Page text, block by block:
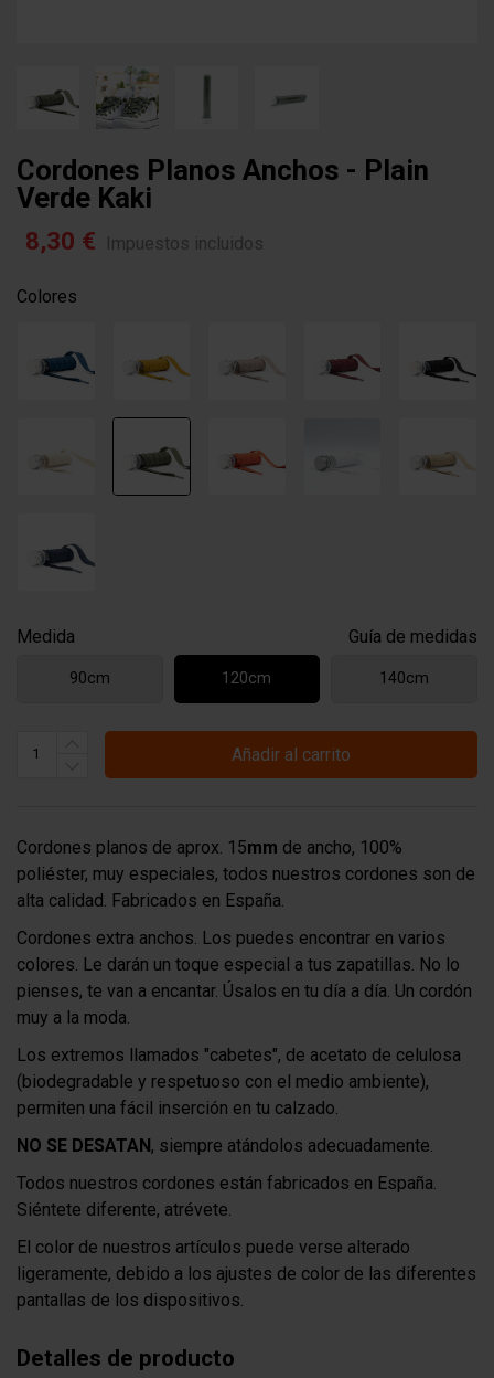
Cordones Planos Anchos - Plain
Verde Kaki
8,30 € Impuestos incluidos
Colores
Guía de medidas
Medida
90cm 120cm 140cm
Añadir al carrito
Cordones planos de aprox. 15mm de ancho, 100%
poliéster, muy especiales, todos nuestros cordones son de
alta calidad. Fabricados en España.
Cordones extra anchos. Los puedes encontrar en varios
colores. Le darán un toque especial a tus zapatillas. No lo
pienses, te van a encantar. Úsalos en tu día a día. Un cordón
muy a la moda.
Los extremos llamados "cabetes", de acetato de celulosa
(biodegradable y respetuoso con el medio ambiente),
permiten una fácil inserción en tu calzado.
NO SE DESATAN, siempre atándolos adecuadamente.
Todos nuestros cordones están fabricados en España.
Siéntete diferente, atrévete.
El color de nuestros artículos puede verse alterado
ligeramente, debido a los ajustes de color de las diferentes
pantallas de los dispositivos.
Detalles de producto